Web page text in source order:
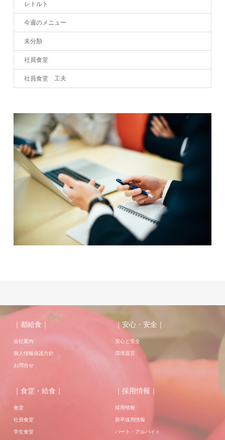
レトルト
今週のメニュー
未分類
社員食堂
社員食堂 工夫
｜都給食｜
会社案内
個人情報保護方針
お問合せ
｜安心・安全｜
安心と安全
環境宣言
｜食堂・給食｜
食堂
社員食堂
学生食堂
｜採用情報｜
採用情報
新卒採用情報
パート・アルバイト